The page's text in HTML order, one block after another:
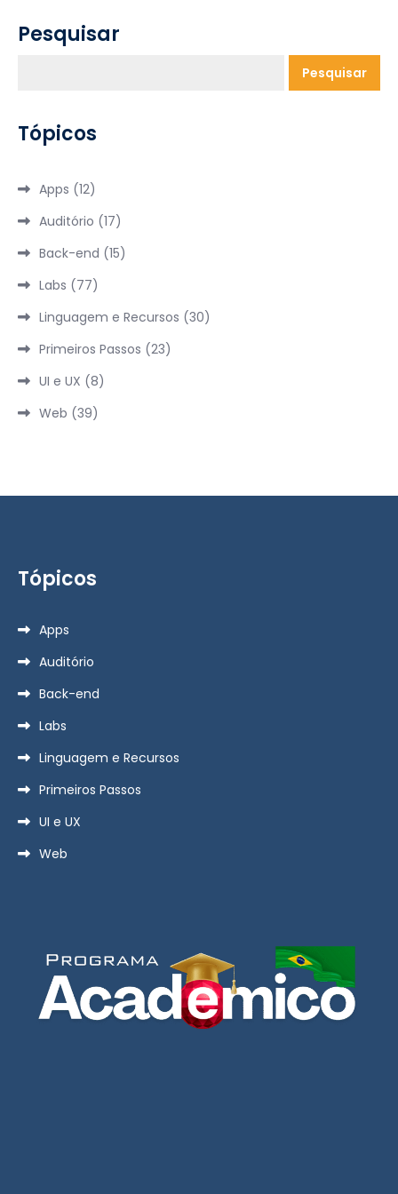
Pesquisar
Pesquisar
Tópicos
Apps (12)
Auditório (17)
Back-end (15)
Labs (77)
Linguagem e Recursos (30)
Primeiros Passos (23)
UI e UX (8)
Web (39)
Tópicos
Apps
Auditório
Back-end
Labs
Linguagem e Recursos
Primeiros Passos
UI e UX
Web